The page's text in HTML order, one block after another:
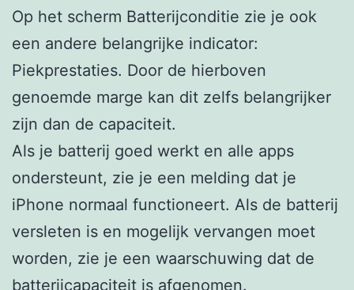
Op het scherm Batterijconditie zie je ook
een andere belangrijke indicator:
Piekprestaties. Door de hierboven
genoemde marge kan dit zelfs belangrijker
zijn dan de capaciteit.
Als je batterij goed werkt en alle apps
ondersteunt, zie je een melding dat je
iPhone normaal functioneert. Als de batterij
versleten is en mogelijk vervangen moet
worden, zie je een waarschuwing dat de
batterijcapaciteit is afgenomen.